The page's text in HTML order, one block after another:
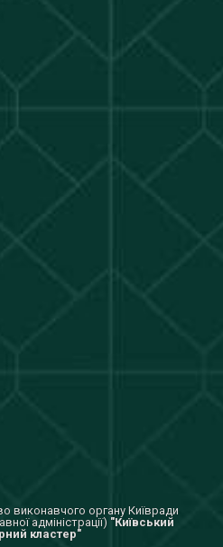
виконавчого органу Київради
адміністрації) "Київський
кластер"